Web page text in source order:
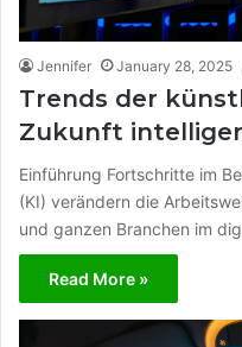
Jennifer January 28, 2025
Trends der
Zukunft
Einführung Fortschritte im
(KI) verändern die
und ganzen Branchen im
Read More »